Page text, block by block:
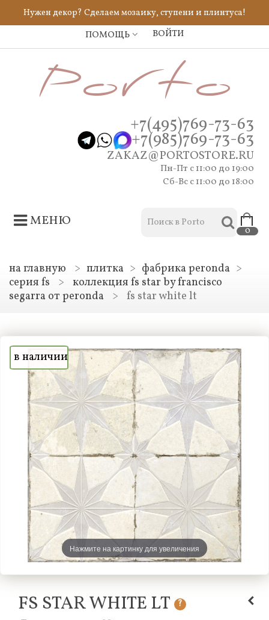
Ничего непонятно? Мы всегда готовы помочь,
напишите нам!
ПОМОЩЬ ВОЙТИ
+7(495)769-73-63
+7(985)769-73-63
ZAKAZ@PORTOSTORE.RU
Пн-Пт c 11:00 до 19:00
Сб-Вс с 11:00 до 18:00
МЕНЮ
0
на главную > плитка > фабрика peronda >
серия fs
> коллекция fs star by francisco
segarra от peronda
> fs star white lt
в наличии
Нажмите на картинку для увеличения
FS STAR WHITE LT ?